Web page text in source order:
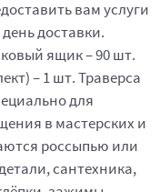
вам услуги
доставки.
ящик – 90 шт.
– 1 шт. Траверса
для
в мастерских и
россыпью или
сантехника,